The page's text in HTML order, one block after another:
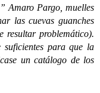
Amaro Pargo, muelles
las cuevas guanches
resultar problemático).
para que la
un catálogo de los